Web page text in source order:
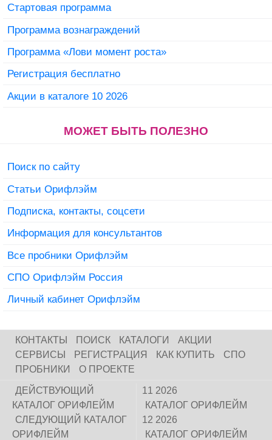
Стартовая программа
Программа вознаграждений
Программа «Лови момент роста»
Регистрация бесплатно
Акции в каталоге 10 2026
МОЖЕТ БЫТЬ ПОЛЕЗНО
Поиск по сайту
Статьи Орифлэйм
Подписка, контакты, соцсети
Информация для консультантов
Все пробники Орифлэйм
СПО Орифлэйм Россия
Личный кабинет Орифлэйм
КОНТАКТЫ ПОИСК КАТАЛОГИ
АКЦИИ
СЕРВИСЫ
РЕГИСТРАЦИЯ КАК КУПИТЬ
СПО
ПРОБНИКИ
О ПРОЕКТЕ
ДЕЙСТВУЮЩИЙ
КАТАЛОГ ОРИФЛЕЙМ
СЛЕДУЮЩИЙ КАТАЛОГ
ОРИФЛЕЙМ
11 2026
КАТАЛОГ ОРИФЛЕЙМ
12 2026
КАТАЛОГ ОРИФЛЕЙМ